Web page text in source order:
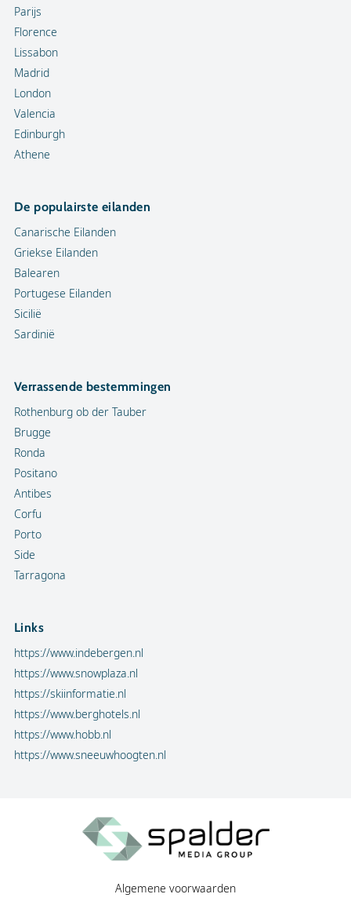
Parijs
Florence
Lissabon
Madrid
London
Valencia
Edinburgh
Athene
De populairste eilanden
Canarische Eilanden
Griekse Eilanden
Balearen
Portugese Eilanden
Sicilië
Sardinië
Verrassende bestemmingen
Rothenburg ob der Tauber
Brugge
Ronda
Positano
Antibes
Corfu
Porto
Side
Tarragona
Links
https://www.indebergen.nl
https://www.snowplaza.nl
https://skiinformatie.nl
https://www.berghotels.nl
https://www.hobb.nl
https://www.sneeuwhoogten.nl
Algemene voorwaarden